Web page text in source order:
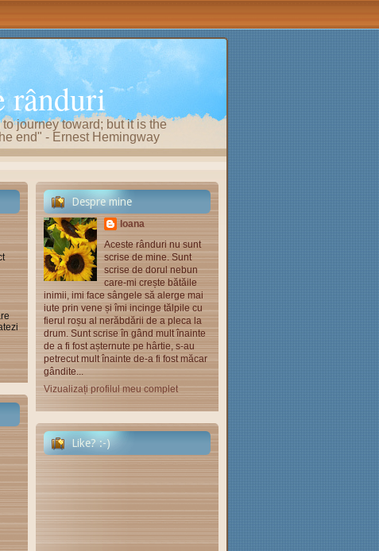
rânduri
journey toward; but it is the
end" - Ernest Hemingway
Despre mine
Ioana
Aceste rânduri nu sunt
scrise de mine. Sunt
scrise de dorul nebun
care-mi crește bătăile
inimii, imi face sângele să alerge mai
iute prin vene și îmi incinge tălpile cu
fierul roșu al nerăbdării de a pleca la
drum. Sunt scrise în gând mult înainte
de a fi fost așternute pe hârtie, s-au
petrecut mult înainte de-a fi fost măcar
gândite...
Vizualizați profilul meu complet
Like? :-)